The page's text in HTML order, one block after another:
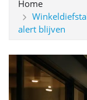
Home
alert blijven